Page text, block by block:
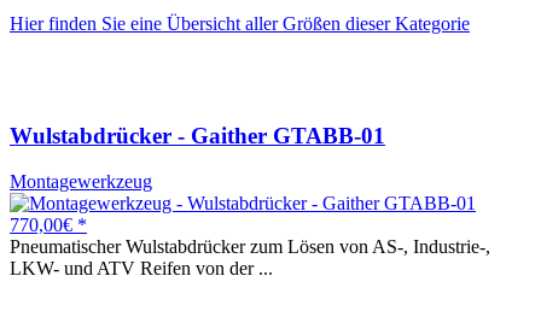
Hier finden Sie eine Übersicht aller Größen dieser Kategorie
Wulstabdrücker - Gaither GTABB-01
Montagewerkzeug
770,00€ *
Pneumatischer Wulstabdrücker zum Lösen von AS-, Industrie-,
LKW- und ATV Reifen von der ...